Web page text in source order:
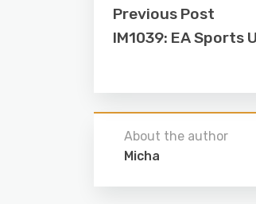
Previous Post
IM1039: EA Sports
About the author
Micha